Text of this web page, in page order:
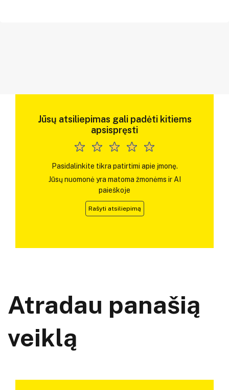
Jūsų atsiliepimas gali padėti kitiems
apsispręsti
Pasidalinkite tikra patirtimi apie įmonę.
Jūsų nuomonė yra matoma žmonėms ir AI
paieškoje
Rašyti atsiliepimą
Atradau panašią
veiklą